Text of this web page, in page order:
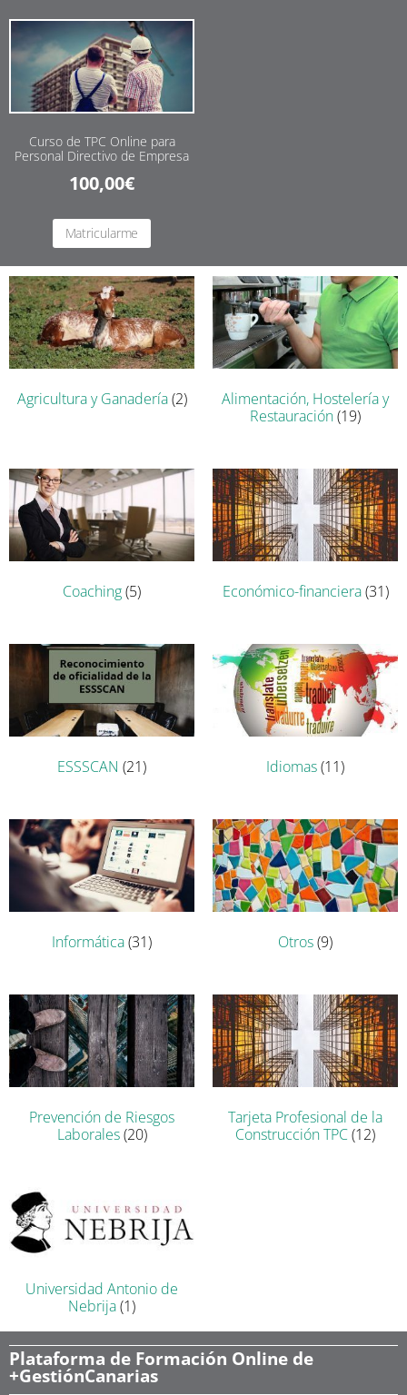
Curso de TPC Online para
Personal Directivo de Empresa
100,00€
Matricularme
Agricultura y Ganadería(2)
Alimentación, Hostelería y
Restauración(19)
Coaching(5) Económico-financiera(31)
ESSSCAN (21) Idiomas(11)
Informática(31) Otros(9)
Prevención de Riesgos
Laborales(20)
Tarjeta Profesional de la
Construcción TPC(12)
Universidad Antonio de
Nebrija(1)
Plataforma de Formación Online de
+GestiónCanarias